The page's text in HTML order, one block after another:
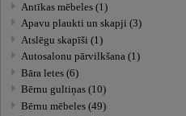
Antīkas mēbeles (1)
Apavu plaukti un skapji (3)
Atslēgu skapīši (1)
Autosalonu pārvilkšana (1)
Bāra letes (6)
Bērnu gultiņas (10)
Bērnu mēbeles (49)